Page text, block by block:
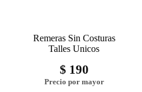
Remeras Sin Costuras
Talles Unicos
$ 190